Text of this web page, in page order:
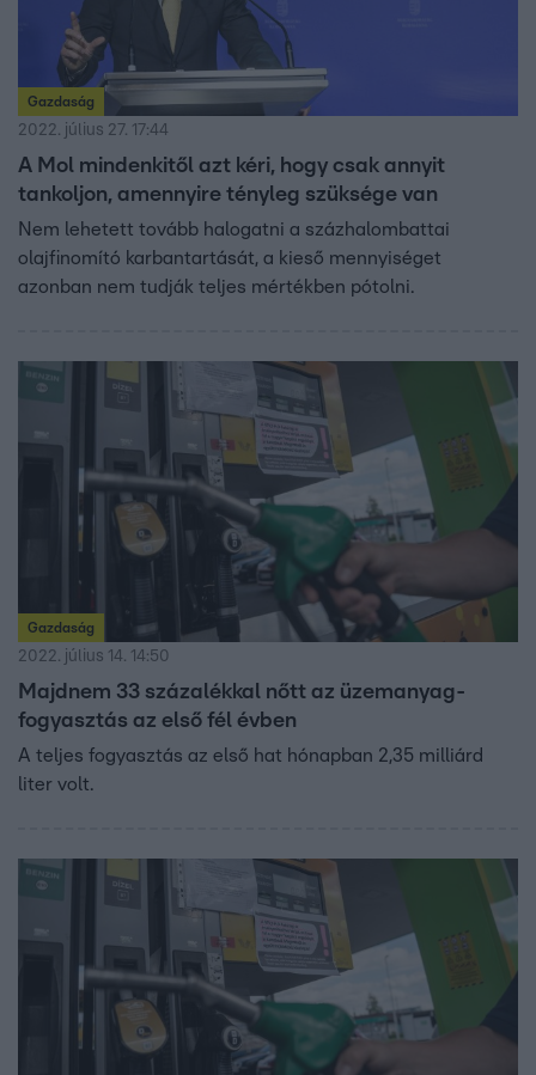
Gazdaság
2022. július 27. 17:44
A Mol mindenkitől azt kéri, hogy csak annyit
tankoljon, amennyire tényleg szüksége van
Nem lehetett tovább halogatni a százhalombattai
olajfinomító karbantartását, a kieső mennyiséget
azonban nem tudják teljes mértékben pótolni.
Gazdaság
2022. július 14. 14:50
Majdnem 33 százalékkal nőtt az üzemanyag-
fogyasztás az első fél évben
A teljes fogyasztás az első hat hónapban 2,35 milliárd
liter volt.